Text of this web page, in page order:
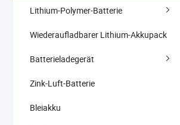
Lithium-Polymer-Batterie
Wiederaufladbarer Lithium-Akkupack
Batterieladegerät
Zink-Luft-Batterie
Bleiakku